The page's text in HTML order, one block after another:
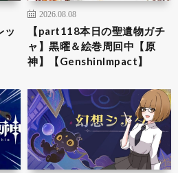
ッ
2026.08.08
【part118本日の聖遺物ガチ
ャ】黒曜＆絵巻周回中【原
神】【GenshinImpact】